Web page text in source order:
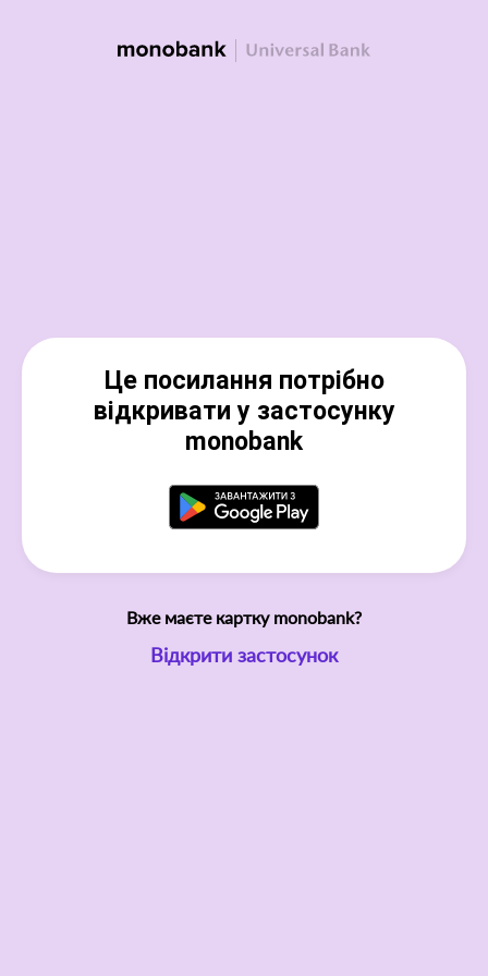
Це посилання потрібно
відкривати у застосунку
monobank
Вже маєте картку monobank?
Відкрити застосунок